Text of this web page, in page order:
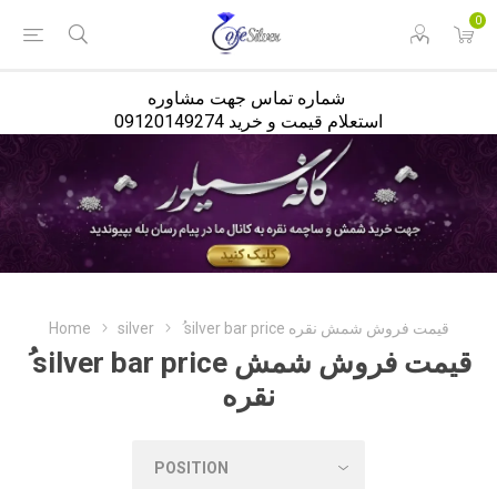
0
استعلام قیمت و خرید 09120149274
Home silver ُ silver bar price قیمت فروش شمش نقره
ُ silver bar price قیمت فروش شمش
نقره